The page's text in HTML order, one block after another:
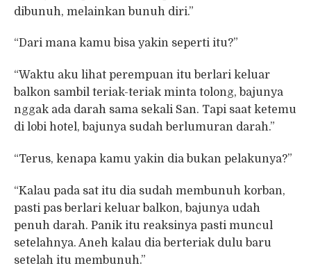
dibunuh, melainkan bunuh diri.”
“Dari mana kamu bisa yakin seperti itu?”
“Waktu aku lihat perempuan itu berlari keluar
balkon sambil teriak-teriak minta tolong, bajunya
nggak ada darah sama sekali San. Tapi saat ketemu
di lobi hotel, bajunya sudah berlumuran darah.”
“Terus, kenapa kamu yakin dia bukan pelakunya?”
“Kalau pada sat itu dia sudah membunuh korban,
pasti pas berlari keluar balkon, bajunya udah
penuh darah. Panik itu reaksinya pasti muncul
setelahnya. Aneh kalau dia berteriak dulu baru
setelah itu membunuh.”